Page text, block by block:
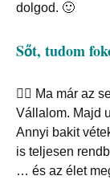
dolgod. 🙂
Sőt, tudom
🤷‍♀️ Ma már az
Vállalom. Majd
Annyi bakit
is teljesen
… és az élet